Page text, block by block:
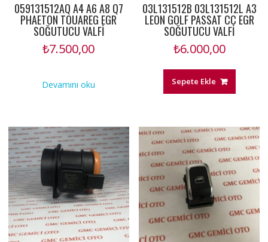
059131512AQ A4 A6 A8 Q7
PHAETON TOUAREG EGR
SOĞUTUCU VALFİ
₺7.500,00
Devamını oku
03L131512B 03L131512L A3
LEON GOLF PASSAT CC EGR
SOĞUTUCU VALFİ
₺6.000,00
Sepete Ekle